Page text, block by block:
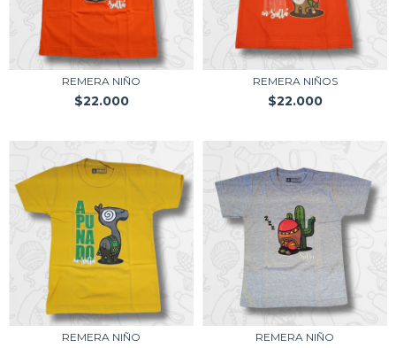
REMERA NIÑO
$22.000
REMERA NIÑOS
$22.000
REMERA NIÑO REMERA NIÑO